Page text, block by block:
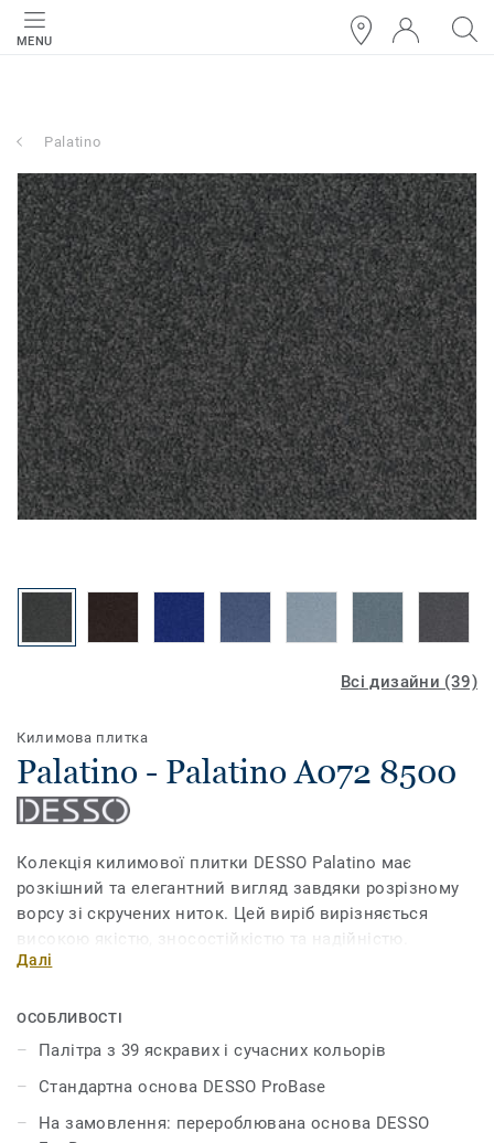
MENU
Palatino
Всі дизайни (39)
Килимова плитка
Palatino - Palatino A072 8500
Колекція килимової плитки DESSO Palatino має
розкішний та елегантний вигляд завдяки розрізному
ворсу зі скручених ниток. Цей виріб вирізняється
високою якістю, зносостійкістю та надійністю.
Колекція має 39 популярних кольорів – від
помаранчевого, синього та фіолетового. Килимова
плитка DESSO Palatino дає безмежні можливості для
створення виразних, стильних і сучасних інтер'єрів.
Далі
ОСОБЛИВОСТІ
Палітра з 39 яскравих і сучасних кольорів
Стандартна основа DESSO ProBase
На замовлення: перероблювана основа DESSO